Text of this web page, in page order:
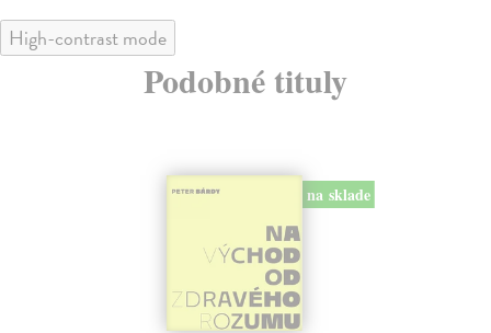
High-contrast mode
Podobné tituly
na sklade